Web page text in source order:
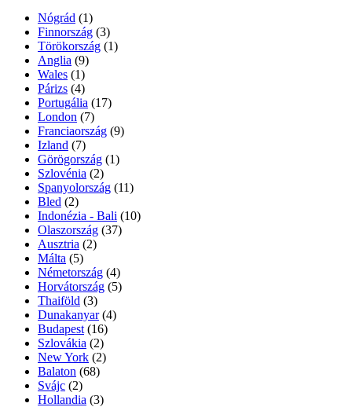
Nógrád (1)
Finnország (3)
Törökország (1)
Anglia (9)
Wales (1)
Párizs (4)
Portugália (17)
London (7)
Franciaország (9)
Izland (7)
Görögország (1)
Szlovénia (2)
Spanyolország (11)
Bled (2)
Indonézia - Bali (10)
Olaszország (37)
Ausztria (2)
Málta (5)
Németország (4)
Horvátország (5)
Thaiföld (3)
Dunakanyar (4)
Budapest (16)
Szlovákia (2)
New York (2)
Balaton (68)
Svájc (2)
Hollandia (3)